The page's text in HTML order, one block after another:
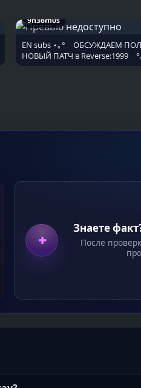
9h36m0s
EN subs ⋆｡° ⠀ОБСУЖДАЕМ
НОВЫЙ ПАТЧ в Reverse:1999
+
Знаете
После